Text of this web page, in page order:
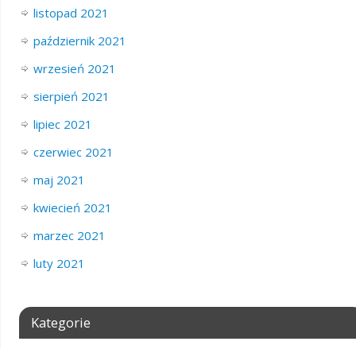
listopad 2021
październik 2021
wrzesień 2021
sierpień 2021
lipiec 2021
czerwiec 2021
maj 2021
kwiecień 2021
marzec 2021
luty 2021
Kategorie